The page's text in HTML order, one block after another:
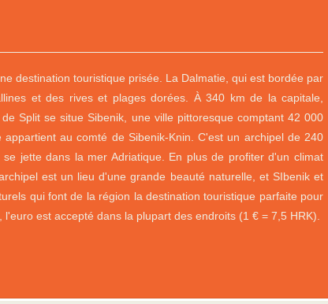
destination touristique prisée. La Dalmatie, qui est bordée par
et des rives et plages dorées. À 340 km de la capitale,
Split se situe Sibenik, une ville pittoresque comptant 42 000
au comté de Sibenik-Knin. C'est un archipel de 240
jette dans la mer Adriatique. En plus de profiter d'un climat
est un lieu d'une grande beauté naturelle, et SIbenik et
qui font de la région la destination touristique parfaite pour
est accepté dans la plupart des endroits (1 € = 7,5 HRK).